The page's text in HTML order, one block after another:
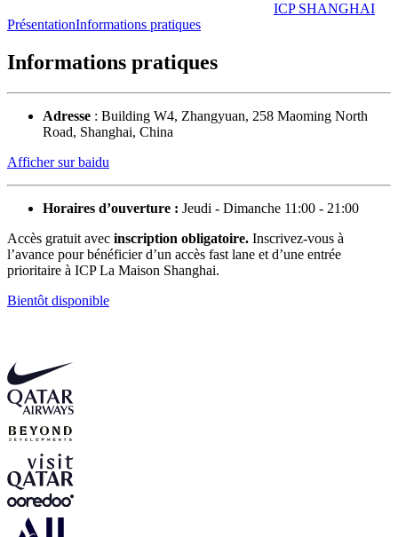
ICP SHANGHAI
PrésentationInformations pratiques
Informations pratiques
Adresse : Building W4, Zhangyuan, 258 Maoming North
Road, Shanghai, China
Afficher sur baidu
Horaires d’ouverture : Jeudi - Dimanche 11:00 - 21:00
Accès gratuit avec inscription obligatoire. Inscrivez-vous à
l’avance pour bénéficier d’un accès fast lane et d’une entrée
prioritaire à ICP La Maison Shanghai.
Bientôt disponible